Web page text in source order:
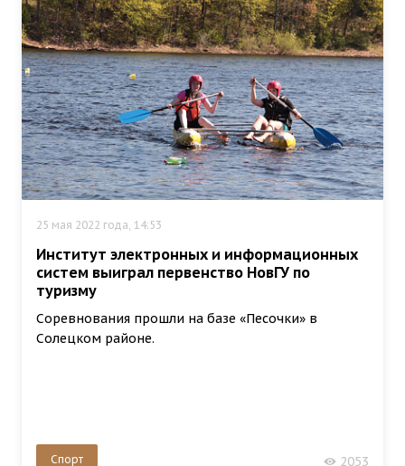
25 мая 2022 года, 14:53
Институт электронных и информационных
систем выиграл первенство НовГУ по
туризму
Соревнования прошли на базе «Песочки» в
Солецком районе.
Спорт 2053